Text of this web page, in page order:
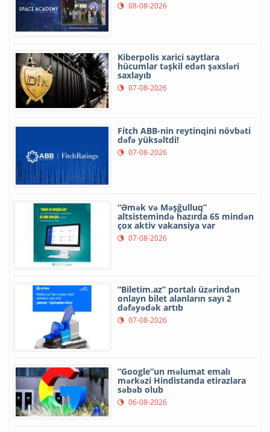
08-08-2026
Kiberpolis xarici saytlara
hücumlar təşkil edən şəxsləri
saxlayıb
07-08-2026
Fitch ABB-nin reytinqini növbəti
dəfə yüksəltdi!
07-08-2026
“Əmək və Məşğulluq”
altsistemində hazırda 65 mindən
çox aktiv vakansiya var
07-08-2026
“Biletim.az” portalı üzərindən
onlayn bilet alanların sayı 2
dəfəyədək artıb
07-08-2026
“Google”un məlumat emalı
mərkəzi Hindistanda etirazlara
səbəb olub
06-08-2026